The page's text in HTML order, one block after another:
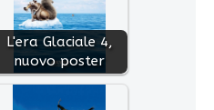
L'era Glaciale 4,
nuovo poster